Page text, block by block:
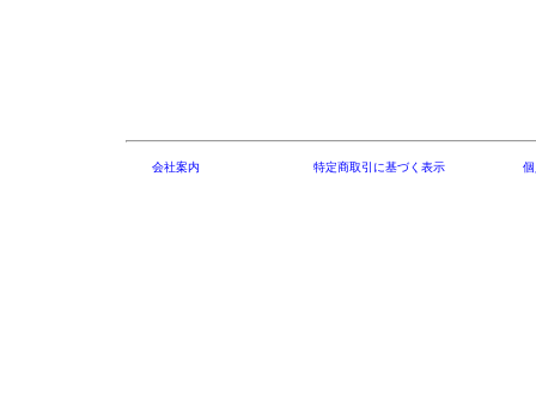
会社案内 特定商取引に基づく表示